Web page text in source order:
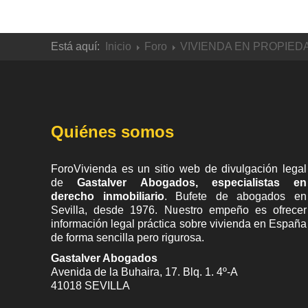
Está aquí: Inicio Foro VIVIENDA EN
Quiénes somos
ForoVivienda es un sitio web de divulgación legal
deGastalver Abogados, especialistas en
derecho inmobiliario. Bufete deabogados en
Sevilla, desde 1976. Nuestro empeño es ofrecer
información legal práctica sobre vivienda en España
de forma sencilla pero rigurosa.
Gastalver Abogados
Avenida de la Buhaira, 17. Blq. 1. 4º-A
41018 SEVILLA